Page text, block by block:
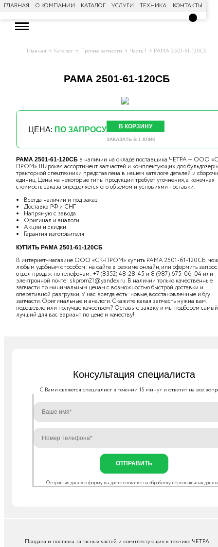
ГЛАВНАЯ О КОМПАНИИ КАТАЛОГ УСЛУГИ ТЕХНИКА КОНТАКТЫ
Главная Каталог Прочие запчасти Часть 1 РАМА 2501-61-120СБ
РАМА 2501-61-120СБ
ЦЕНА: ПО ЗАПРОСУ В КОРЗИНУ
ЗАКАЗАТЬ В 1 КЛИК
РАМА 2501-61-120СБв наличии на складе поставщика ЧЕТРА — ООО
ПРОМ». Широкая ассортимент запчастей и комплектующих для
тракторной спецтехники представлена в нашем каталоге деталей и
единиц. Цены на некоторые типы продукции требует уточнения, а конечная
стоимость заказа определяется его объемом и условиями поставки.
Всегда наличии и под заказ
Доставка РФ и СНГ
Напрямую с завода
Оригинал и аналоги
Акции и скидки
Гарантия изготовителя
КУПИТЬ РАМА 2501-61-120СБ
В интернет-магазине ООО «СК-ПРОМ» купить РАМА 2501-61-120СБ
любым удобным способом: на сайте в режиме онлайн, или оформить
отдел продаж по телефонам: +7 (8352) 48-28-45 и 8 (987) 675-06-04 или
электронной почте: skprom21@yandex.ru. В наличии только качественные
запчасти по минимальным ценам с возможностью быстрой доставки и
оперативной разгрузки. У нас всегда есть: новые, восстановленные и б/у
запчасти. Оригинальные и аналоги. Скажите какая запчасть нужна вам:
подешевле или получше качеством? Оставьте заявку и мы подберем самый
лучший для вас вариант по цене и качеству!
Консультация специалиста
C Вами свяжется специалист в течении 15 минут и ответит на все
ОТПРАВИТЬ
Отправляя данную форму вы даете согласие наобработку персональных
Продажа и поставка запасных частей и комплектующих к технике ЧЕТРА